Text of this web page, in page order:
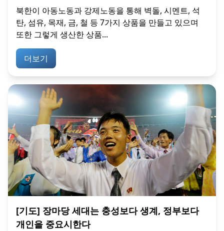
북한이 아동노동과 강제노동을 통해 벽돌, 시멘트, 석
탄, 섬유, 목재, 금, 철 등 7가지 상품을 만들고 있으며
또한 그렇게 생산한 상품...
더보기
[기도] 장마당 세대는 충성보다 생계, 정부보다
개인을 중요시한다